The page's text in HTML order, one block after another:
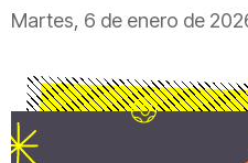
Martes, 6 de enero de